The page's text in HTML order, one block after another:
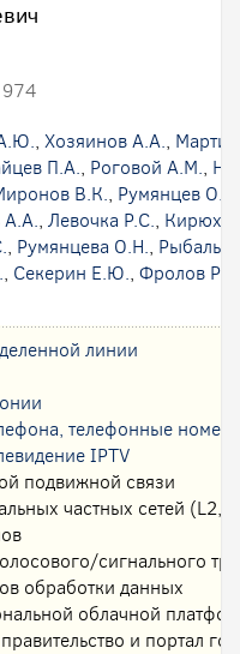
, Хозяинов А.А.,
П.А., Роговой А.М.,
В.К., Румянцев О.В.
А.А., Левочка Р.С.,
, Румянцева О.Н.,
, Секерин Е.Ю., Фролов Р.А.
линии
телефонные номера
IPTV
подвижной связи
частных сетей (L2,
сигнального
обработки данных
облачной
и портал